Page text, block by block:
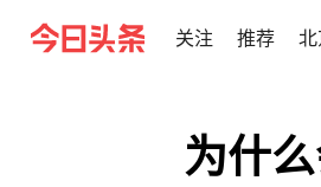
关注 推荐
为什